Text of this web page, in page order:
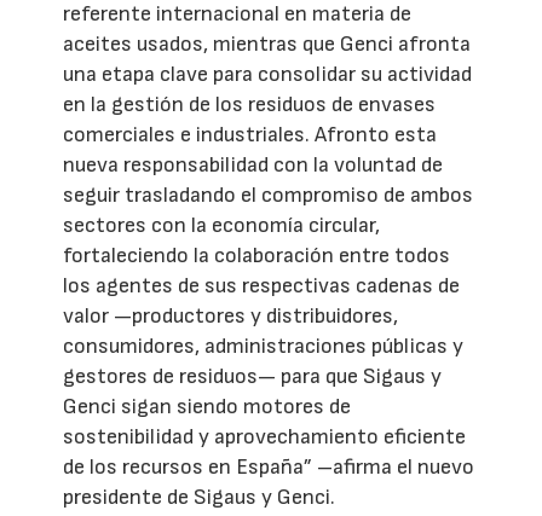
referente internacional en materia de
aceites usados, mientras que Genci afronta
una etapa clave para consolidar su actividad
en la gestión de los residuos de envases
comerciales e industriales. Afronto esta
nueva responsabilidad con la voluntad de
seguir trasladando el compromiso de ambos
sectores con la economía circular,
fortaleciendo la colaboración entre todos
los agentes de sus respectivas cadenas de
valor —productores y distribuidores,
consumidores, administraciones públicas y
gestores de residuos— para que Sigaus y
Genci sigan siendo motores de
sostenibilidad y aprovechamiento eficiente
de los recursos en España” –afirma el nuevo
presidente de Sigaus y Genci.